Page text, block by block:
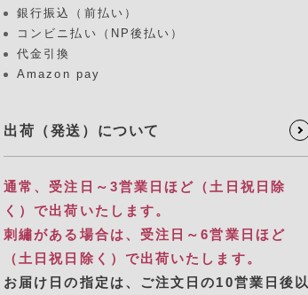
銀行振込（前払い）
コンビニ払い（NP後払い）
代金引換
Amazon pay
出荷（発送）について
通常、受注日～3営業日ほど（土日祝日除
く）で出荷いたします。
刺繡がある場合は、受注日～6営業日ほど
（土日祝日除く）で出荷いたします。
お届け日の指定は、​ご注文日の10営業日後以